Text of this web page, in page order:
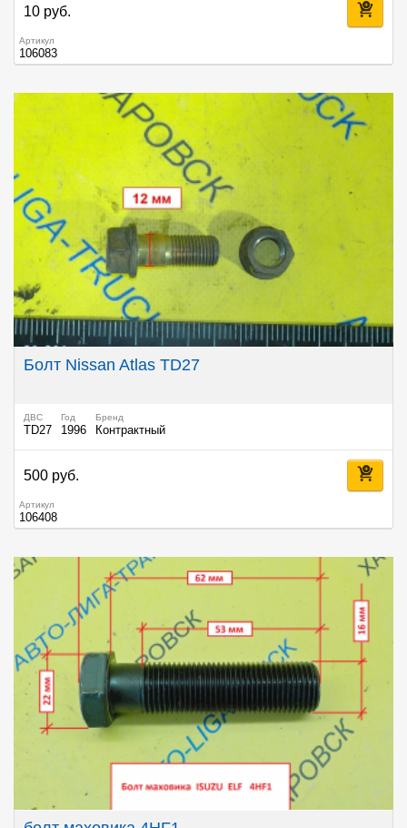
10 руб.
Артикул
106083
Болт Nissan Atlas TD27
ДВС
TD27
Год
1996
Бренд
Контрактный
500 руб.
Артикул
106408